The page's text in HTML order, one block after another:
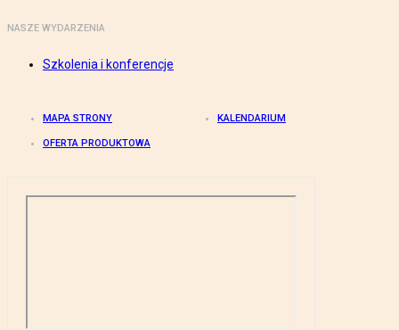
NASZE WYDARZENIA
Szkolenia i konferencje
MAPA STRONY KALENDARIUM
OFERTA PRODUKTOWA